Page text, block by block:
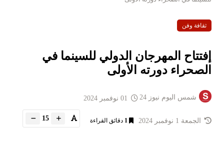
ثقافة وفن
إفتتاح المهرجان الدولي للسينما في
الصحراء دورته الأولى
شمس اليوم نيوز 24
الجمعة 1 نوفمبر 2024 1 دقائق القراءة 15